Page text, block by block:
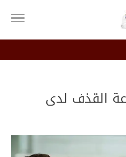
القذف لدى